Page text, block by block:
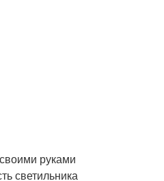
руками
светильника